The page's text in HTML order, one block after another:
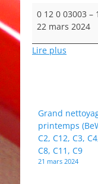
Grand
nettoyage
printemps
(BeWapp)
C13
0 12 0 03003 –
22 mars 2024
Lire plus
Navigation
de
l’article
Grand
printemps
C2, C12, C3,
C8, C11, C9
21 mars 2024